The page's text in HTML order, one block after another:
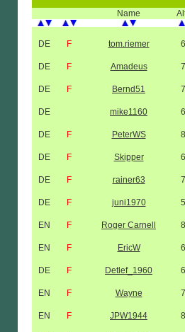
Name
DE F tom.riemer
DE F Amadeus
DE F Bernd51
DE mike1160
DE F PeterWS
DE F Skipper
DE F rainer63
DE F juni1970
EN F Roger Carnell
EN F EricW
DE F Detlef_1960
EN F Wayne
EN F JPW1944